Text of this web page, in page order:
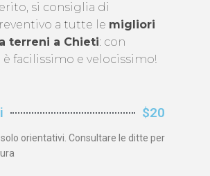
si consiglia di
a tutte le migliori
terreni a Chieti: con
facilissimo e velocissimo!
$20
solo orientativi. Consultare le ditte per